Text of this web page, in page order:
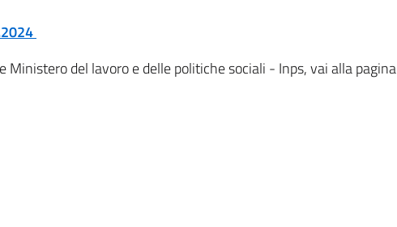
Ministero del lavoro e delle politiche sociali - Inps, vai alla pagina